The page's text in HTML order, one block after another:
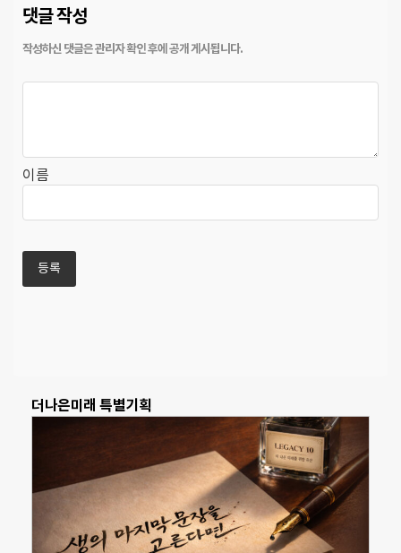
댓글 작성
이름
더나은미래 특별기획